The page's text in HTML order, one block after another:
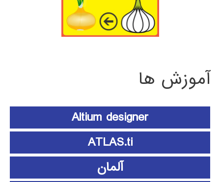
آموزش ها
Altium designer
ATLAS.ti
آلمان